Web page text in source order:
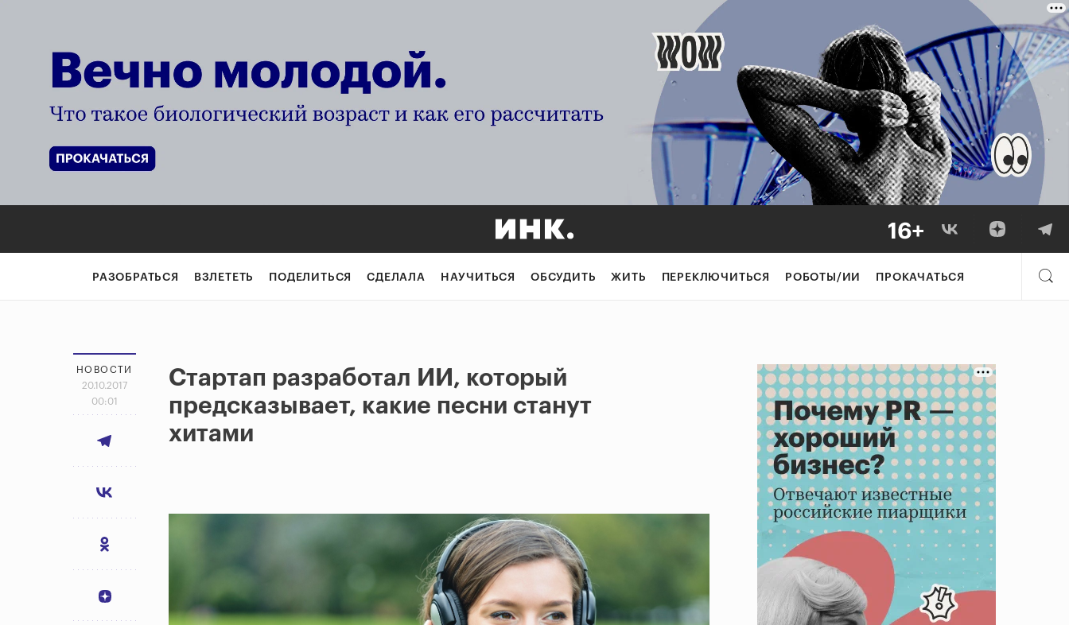
РАЗОБРАТЬСЯ ВЗЛЕТЕТЬ ПОДЕЛИТЬСЯ СДЕЛАЛА НАУЧИТЬСЯ ОБСУДИТЬ ЖИТЬ ПЕРЕКЛЮЧИТЬСЯ РОБОТЫ/ИИ ПРОКАЧАТЬСЯ
НОВОСТИ
20.10.2017
00:01
Стартап разработал ИИ, который
предсказывает, какие песни станут
хитами